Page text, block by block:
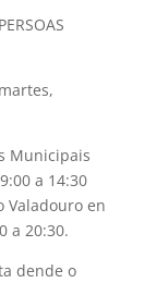
Municipais
a 14:30
Valadouro en
a 20:30.
dende o